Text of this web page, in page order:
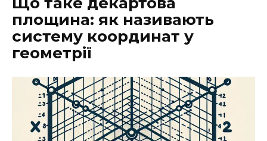
площина: як називають
систему координат у
геометрії